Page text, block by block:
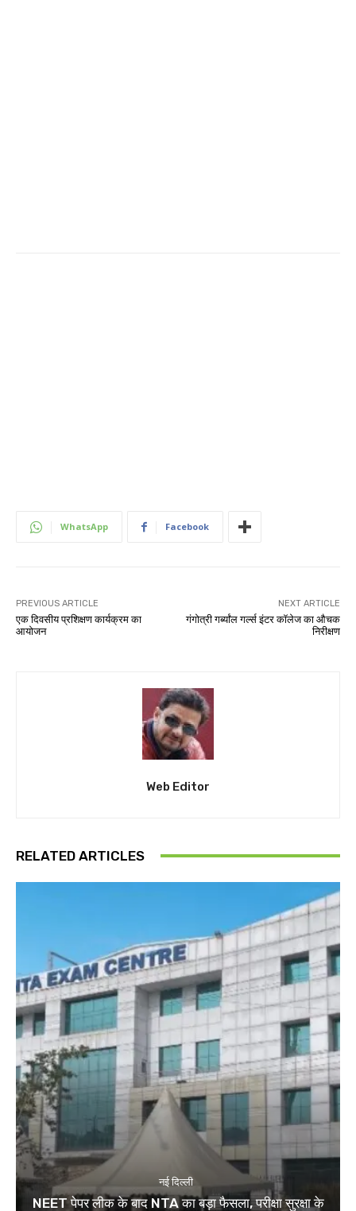
WhatsApp Facebook
PREVIOUS ARTICLE
एक दिवसीय प्रशिक्षण कार्यक्रम का
आयोजन
NEXT ARTICLE
गंगोत्री गर्ब्यांल गर्ल्स इंटर कॉलेज का औचक
निरीक्षण
Web Editor
RELATED ARTICLES
नई दिल्ली
NEET पेपर लीक के बाद NTA का बड़ा फैसला, परीक्षा सुरक्षा के